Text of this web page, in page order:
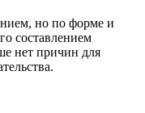
но по форме и
составлением
нет причин для